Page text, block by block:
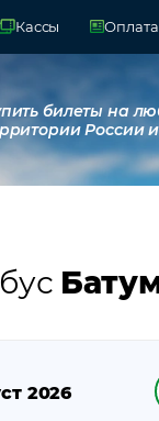
Кассы Оплата
билеты на
России
2026